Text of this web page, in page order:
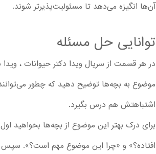
آن‌ها انگیزه می‌دهد تا مسئولیت‌پذیرتر شوند.
توانایی حل مسئله
در هر قسمت از سریال ویدا دکتر حیوانات ،
موضوع به بچه‌ها توضیح دهید که چطور می‌توانند
اشتباهتش هم درس بگیرد.
برای درک بهتر این موضوع از بچه‌ها بخواهید
افتاده؟» و «چرا این موضوع مهم است؟». سپس